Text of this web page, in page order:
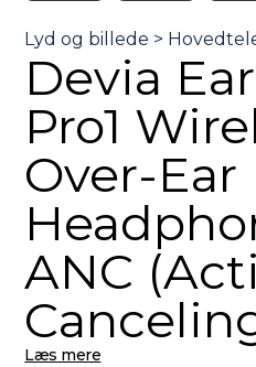
Devia
Pro1
Over-Ear
ANC
Læs mere